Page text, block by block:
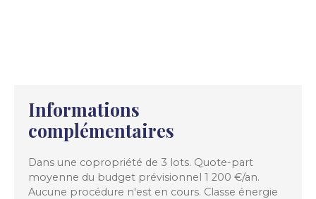
Informations
complémentaires
Dans une copropriété de 3 lots. Quote-part
moyenne du budget prévisionnel 1 200 €/an.
Aucune procédure n'est en cours. Classe énergie